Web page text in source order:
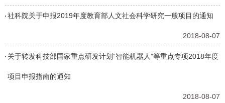
社科院关于申报2019年度教育部人文社会科学研究一般项目的通知
2018-08-07
关于转发科技部国家重点研发计划“智能机器人”等重点专项2018年度
项目申报指南的通知
2018-08-07